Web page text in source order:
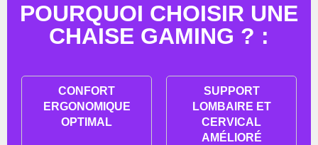
POURQUOI CHOISIR UNE
CHAISE GAMING ? :
CONFORT
ERGONOMIQUE
OPTIMAL
SUPPORT
LOMBAIRE ET
CERVICAL
AMÉLIORÉ